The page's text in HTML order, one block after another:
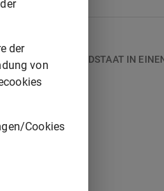
EINEM MITGLIEDSTAAT IN
der
von
Cookies